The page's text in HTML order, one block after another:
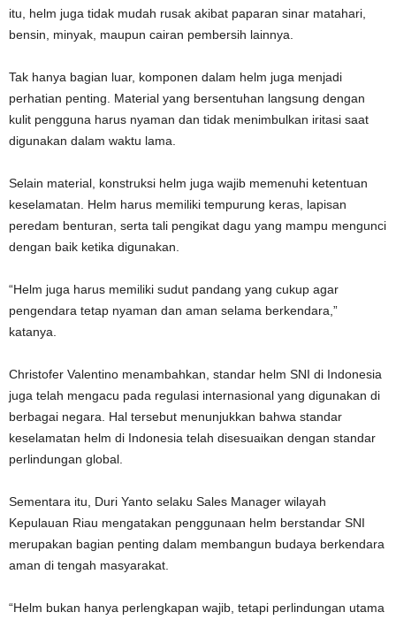
itu, helm juga tidak mudah rusak akibat paparan sinar matahari,
bensin, minyak, maupun cairan pembersih lainnya.
Tak hanya bagian luar, komponen dalam helm juga menjadi
perhatian penting. Material yang bersentuhan langsung dengan
kulit pengguna harus nyaman dan tidak menimbulkan iritasi saat
digunakan dalam waktu lama.
Selain material, konstruksi helm juga wajib memenuhi ketentuan
keselamatan. Helm harus memiliki tempurung keras, lapisan
peredam benturan, serta tali pengikat dagu yang mampu mengunci
dengan baik ketika digunakan.
“Helm juga harus memiliki sudut pandang yang cukup agar
pengendara tetap nyaman dan aman selama berkendara,”
katanya.
Christofer Valentino menambahkan, standar helm SNI di Indonesia
juga telah mengacu pada regulasi internasional yang digunakan di
berbagai negara. Hal tersebut menunjukkan bahwa standar
keselamatan helm di Indonesia telah disesuaikan dengan standar
perlindungan global.
Sementara itu, Duri Yanto selaku Sales Manager wilayah
Kepulauan Riau mengatakan penggunaan helm berstandar SNI
merupakan bagian penting dalam membangun budaya berkendara
aman di tengah masyarakat.
“Helm bukan hanya perlengkapan wajib, tetapi perlindungan utama